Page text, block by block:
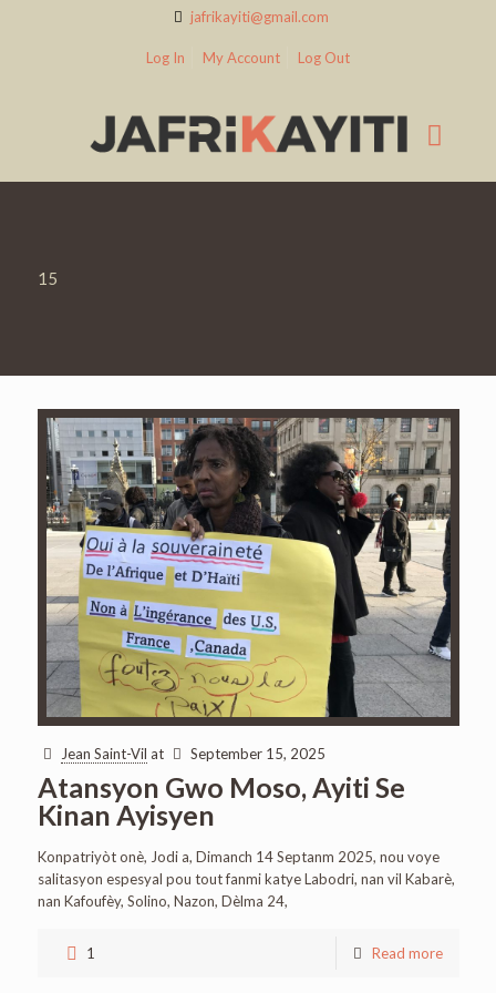
jafrikayiti@gmail.com
Log In My Account Log Out
15
Jean Saint-Vil at September 15, 2025
Atansyon Gwo Moso, Ayiti Se
Kinan Ayisyen
Konpatriyòt onè, Jodi a, Dimanch 14 Septanm 2025, nou voye
salitasyon espesyal pou tout fanmi katye Labodri, nan vil Kabarè,
nan Kafoufèy, Solino, Nazon, Dèlma 24,
1 Read more